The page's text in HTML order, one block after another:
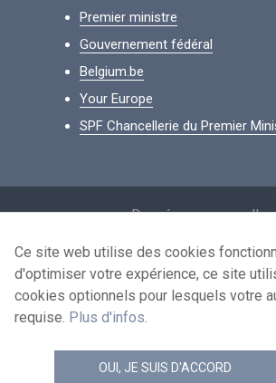
Premier ministre
Gouvernement fédéral
Belgium.be
Your Europe
SPF Chancellerie du Premier
Données personnelles
Conditions de
Contactez-nous
news.belgium flux RSS
Ce site web utilise des cookies
d'optimiser votre expérience, ce site
cookies optionnels pour lesquels votre
requise. Plus d'infos.
OUI, JE SUIS D'ACCORD